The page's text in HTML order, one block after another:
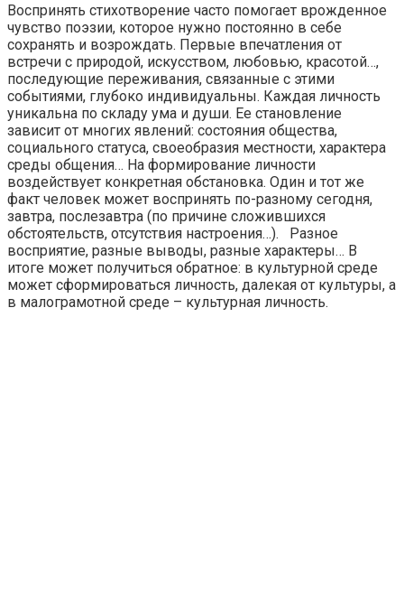
Воспринять стихотворение часто помогает врожденное
чувство поэзии, которое нужно постоянно в себе
сохранять и возрождать. Первые впечатления от
встречи с природой, искусством, любовью, красотой…,
последующие переживания, связанные с этими
событиями, глубоко индивидуальны. Каждая личность
уникальна по складу ума и души. Ее становление
зависит от многих явлений: состояния общества,
социального статуса, своеобразия местности, характера
среды общения… На формирование личности
воздействует конкретная обстановка. Один и тот же
факт человек может воспринять по-разному сегодня,
завтра, послезавтра (по причине сложившихся
обстоятельств, отсутствия настроения…). Разное
восприятие, разные выводы, разные характеры… В
итоге может получиться обратное: в культурной среде
может сформироваться личность, далекая от культуры, а
в малограмотной среде – культурная личность.